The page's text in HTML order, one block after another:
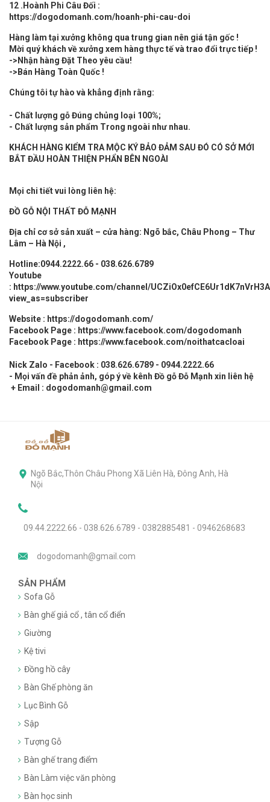
12 .Hoành Phi Câu Đối :
https://dogodomanh.com/hoanh-phi-cau-doi
Hàng làm tại xưởng không qua trung gian nên giá tận gốc !
Mời quý khách về xưởng xem hàng thực tế và trao đổi trực tiếp !
->Nhận hàng Đặt Theo yêu cầu!
->Bán Hàng Toàn Quốc !
Chúng tôi tự hào và khẳng định rằng:
- Chất lượng gỗ Đúng chủng loại 100%;
- Chất lượng sản phẩm Trong ngoài như nhau.
KHÁCH HÀNG KIỂM TRA MỘC KÝ BẢO ĐẢM SAU ĐÓ CÓ SỞ MỚI
BẮT ĐẦU HOÀN THIỆN PHẨN BÊN NGOÀI
Mọi chi tiết vui lòng liên hệ:
ĐỒ GỖ NỘI THẤT ĐỖ MẠNH
Địa chỉ cơ sở sản xuất – cửa hàng: Ngõ bắc, Châu Phong – Thư
Lâm – Hà Nội ,
Hotline:0944.2222.66 - 038.626.6789
Youtube
: https://www.youtube.com/channel/
view_as=subscriber
Website : https://dogodomanh.com/
Facebook Page : https://www.facebook.com/dogodomanh
Facebook Page : https://www.facebook.com/noithatcacloai
Nick Zalo - Facebook : 038.626.6789 - 0944.2222.66
- Mọi vấn đề phản ảnh, góp ý về kênh Đồ gỗ Đỗ Mạnh xin liên hệ
+ Email : dogodomanh@gmail.com
Ngõ Bắc,Thôn Châu Phong Xã Liên Hà, Đông Anh, Hà
Nội
09.44.2222.66 - 038.626.6789 - 0382885481 - 0946268683
dogodomanh@gmail.com
SẢN PHẨM
Sofa Gỗ
Bàn ghế giả cổ , tân cổ điển
Giường
Kệ tivi
Đồng hồ cây
Bàn Ghế phòng ăn
Lục Bình Gỗ
Sập
Tượng Gỗ
Bàn ghế trang điểm
Bàn Làm việc văn phòng
Bàn học sinh